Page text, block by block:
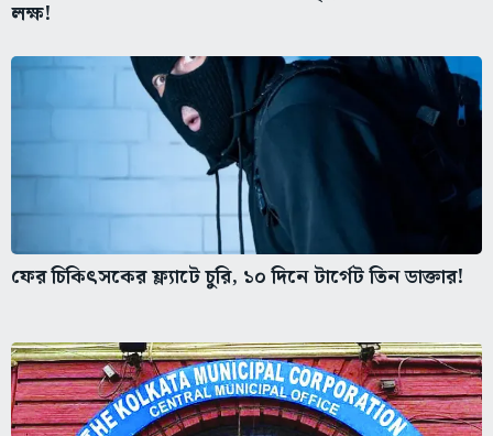
লক্ষ!
ফের চিকিৎসকের ফ্ল্যাটে চুরি, ১০ দিনে টার্গেট তিন ডাক্তার!